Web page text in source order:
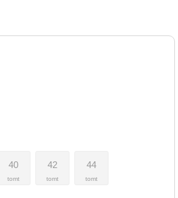
40
tomt
42
tomt
44
tomt